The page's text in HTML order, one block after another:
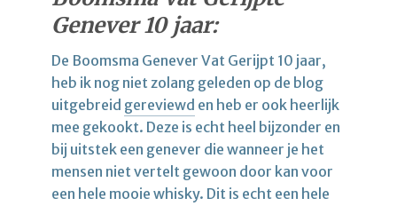
Genever 10 jaar:
De Boomsma Genever Vat Gerijpt 10 jaar,
heb ik nog niet zolang geleden op de blog
uitgebreid gereviewd en heb er ook heerlijk
mee gekookt. Deze is echt heel bijzonder en
bij uitstek een genever die wanneer je het
mensen niet vertelt gewoon door kan voor
een hele mooie whisky. Dit is echt een hele